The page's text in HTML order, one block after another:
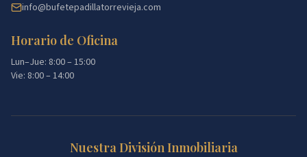
info@bufetepadillatorrevieja.com
Horario de Oficina
Lun–Jue: 8:00 – 15:00
Vie: 8:00 – 14:00
Nuestra División Inmobiliaria